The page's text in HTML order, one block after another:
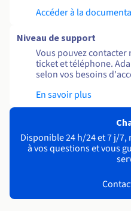
Accéder à la
Niveau de support
Vous pouvez
ticket et téléphone.
selon vos besoins
En savoir plus
Disponible 24 h/24 et 7 j/
à vos questions et vous